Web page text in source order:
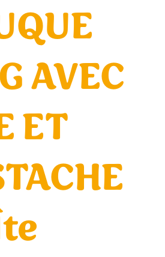
AVEC
ET